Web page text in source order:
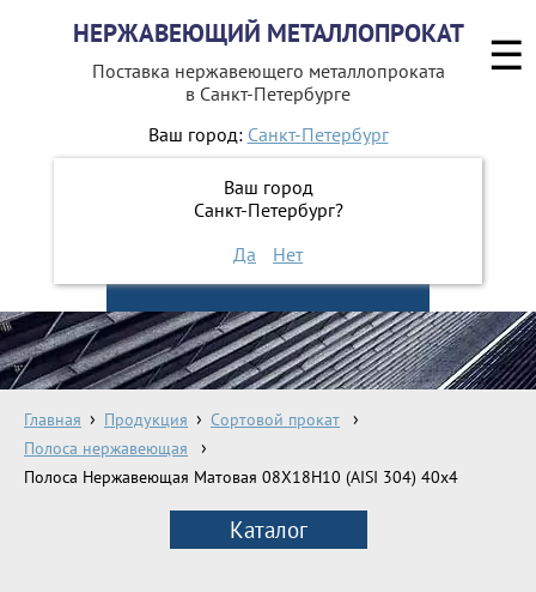
НЕРЖАВЕЮЩИЙ МЕТАЛЛОПРОКАТ
Поставка нержавеющего металлопроката
в Санкт-Петербурге
Ваш город: Санкт-Петербург
Ваш город
Санкт-Петербург?
Да
Нет
+7 (812)642-41-48
+7 (812)642-41-49
Главная Продукция
Сортовой прокат
Полоса нержавеющая
Полоса Нержавеющая Матовая 08Х18Н10 (AISI 304) 40х4
Каталог
☰